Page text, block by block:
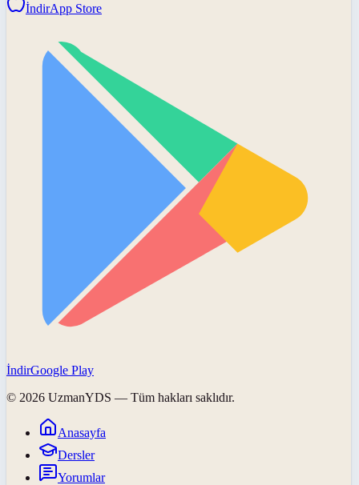
İndirApp Store
İndirGoogle Play
© 2026 UzmanYDS — Tüm hakları saklıdır.
Anasayfa
Dersler
Yorumlar